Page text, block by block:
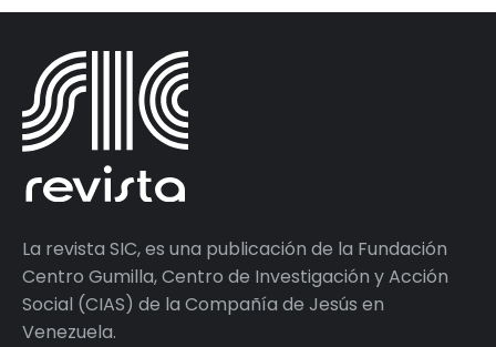
La revista SIC, es una publicación de la Fundación
Centro Gumilla, Centro de Investigación y Acción
Social (CIAS) de la Compañía de Jesús en
Venezuela.